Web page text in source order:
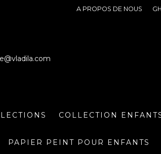
A PROPOS DE NOUS
COLLECTION
PAPIER PEINT POUR ENFANTS